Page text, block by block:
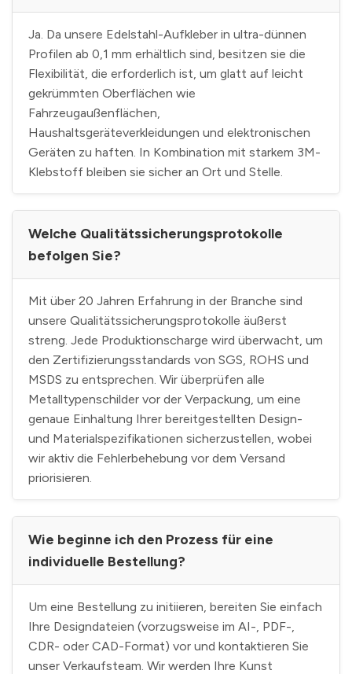
Ja. Da unsere Edelstahl-Aufkleber in ultra-dünnen
Profilen ab 0,1 mm erhältlich sind, besitzen sie die
Flexibilität, die erforderlich ist, um glatt auf leicht
gekrümmten Oberflächen wie
Fahrzeugaußenflächen,
Haushaltsgeräteverkleidungen und elektronischen
Geräten zu haften. In Kombination mit starkem 3M-
Klebstoff bleiben sie sicher an Ort und Stelle.
Welche Qualitätssicherungsprotokolle
befolgen Sie?
Mit über 20 Jahren Erfahrung in der Branche sind
unsere Qualitätssicherungsprotokolle äußerst
streng. Jede Produktionscharge wird überwacht, um
den Zertifizierungsstandards von SGS, ROHS und
MSDS zu entsprechen. Wir überprüfen alle
Metalltypenschilder vor der Verpackung, um eine
genaue Einhaltung Ihrer bereitgestellten Design-
und Materialspezifikationen sicherzustellen, wobei
wir aktiv die Fehlerbehebung vor dem Versand
priorisieren.
Wie beginne ich den Prozess für eine
individuelle Bestellung?
Um eine Bestellung zu initiieren, bereiten Sie einfach
Ihre Designdateien (vorzugsweise im AI-, PDF-,
CDR- oder CAD-Format) vor und kontaktieren Sie
unser Verkaufsteam. Wir werden Ihre Kunst